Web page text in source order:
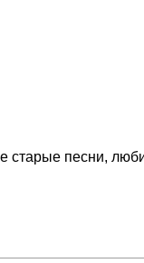
песни,